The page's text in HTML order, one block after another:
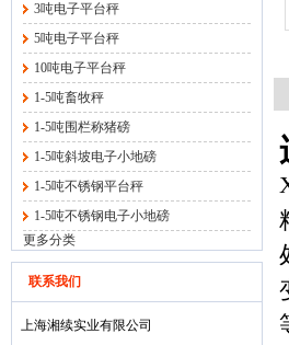
3吨电子平台秤
5吨电子平台秤
10吨电子平台秤
1-5吨畜牧秤
1-5吨围栏称猪磅
1-5吨斜坡电子小地磅
1-5吨不锈钢平台秤
1-5吨不锈钢电子小地磅
更多分类
联系我们
上海湘续实业有限公司